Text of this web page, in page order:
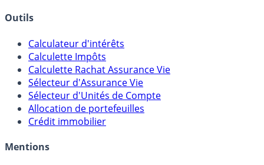
Outils
Calculateur d'intérêts
Calculette Impôts
Calculette Rachat Assurance Vie
Sélecteur d'Assurance Vie
Sélecteur d'Unités de Compte
Allocation de portefeuilles
Crédit immobilier
Mentions